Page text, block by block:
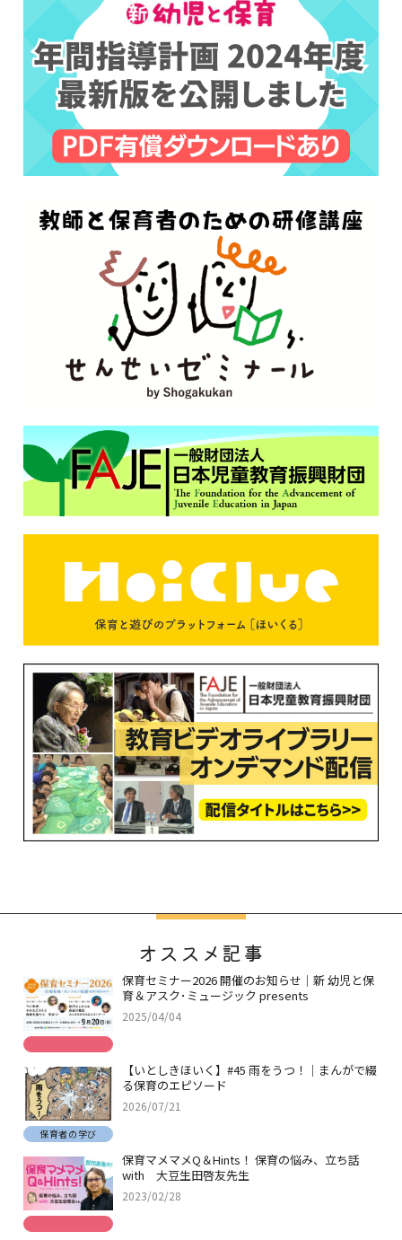
オススメ記事
保育セミナー2026 開催のお知らせ｜新 幼児と保
育＆アスク･ミュージック presents
2025/04/04
【いとしきほいく】#45 雨をうつ！｜まんがで綴
る保育のエピソード
2026/07/21
保育者の学び
保育マメマメQ＆Hints！ 保育の悩み、立ち話
with 大豆生田啓友先生
2023/02/28